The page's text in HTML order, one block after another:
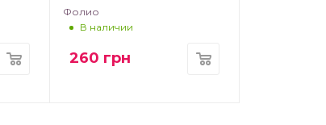
Фолио
В наличии
260 грн